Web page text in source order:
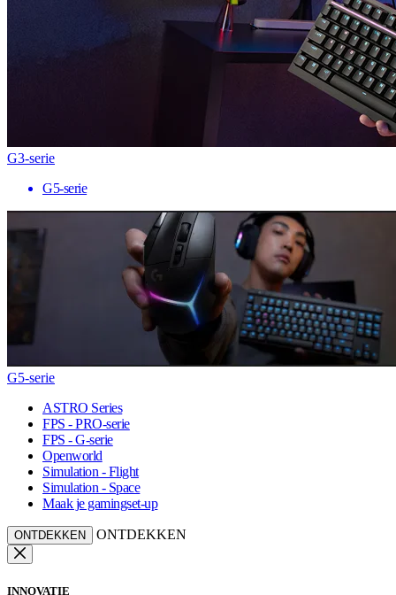
G3-serie
G5-serie
G5-serie
ASTRO Series
FPS - PRO-serie
FPS - G-serie
Openworld
Simulation - Flight
Simulation - Space
Maak je gamingset-up
ONTDEKKEN ONTDEKKEN
INNOVATIE